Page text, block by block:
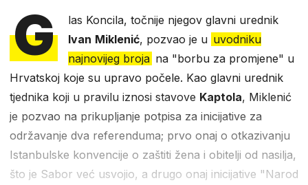
G
las Koncila, točnije njegov glavni urednik
Ivan Miklenić, pozvao je u uvodniku
najnovijeg broja na "borbu za promjene" u
Hrvatskoj koje su upravo počele. Kao glavni urednik
tjednika koji u pravilu iznosi stavove Kaptola, Miklenić
je pozvao na prikupljanje potpisa za inicijative za
održavanje dva referenduma; prvo onaj o otkazivanju
Istanbulske konvencije o zaštiti žena i obitelji od nasilja,
što je Sabor već usvojio, a drugo onaj inicijative "Narod